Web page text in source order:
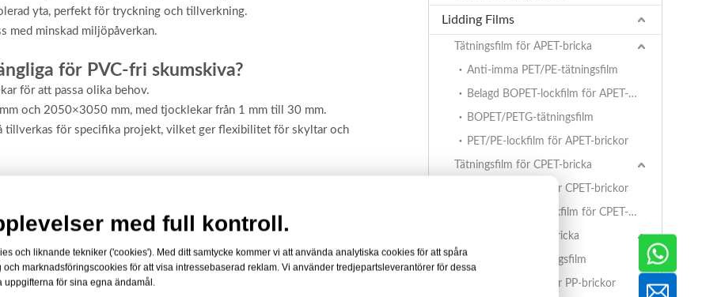
yta, perfekt för tryckning och tillverkning.
med minskad miljöpåverkan.
för PVC-fri skumskiva?
för att passa olika behov.
och 2050×3050 mm, med tjocklekar från 1 mm till 30 mm.
tillverkas för specifika projekt, vilket ger flexibilitet för skyltar och
0,6 g/cm³, beroende på tillämpning.
alternativ med högre densitet ger extra styrka för strukturella ändamål.
Lidding Films
Tätningsfilm för APET-bricka
Anti-imma PET/PE-tätningsfilm
Belagd BOPET-lockfilm för APET-brickor
BOPET/PETG-tätningsfilm
PET/PE-lockfilm för APET-brickor
Tätningsfilm för CPET-bricka
PET/PE-lockfilm för CPET-brickor
Belagd BOPET-lockfilm för CPET-brickor
Tätningsfilm för PP-bricka
BOPET/CPP-tätningsfilm
PET/PE-lockfilm för PP-brickor
med full kontroll.
och liknande tekniker ('cookies'). Med ditt samtycke kommer vi att använda analytiska cookies för att spåra
marknadsföringscookies för att visa intressebaserad reklam. Vi använder tredjepartsleverantörer för dessa
uppgifterna för sina egna ändamål.